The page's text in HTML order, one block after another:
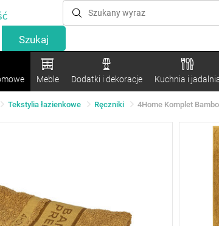
Meble Dodatki i dekoracje Kuchnia i
Tekstylia łazienkowe Ręczniki 4Home Komplet